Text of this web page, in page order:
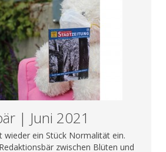
| Juni 2021
wieder ein Stück Normalität ein.
zwischen Blüten und